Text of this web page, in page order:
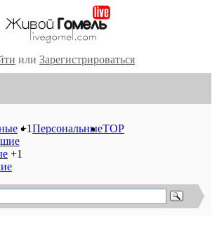
или Зарегистрироваться
+1
+1
ПерсональныеTOP